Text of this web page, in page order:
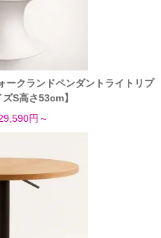
クランドペンダントライトリプ
S高さ53cm】
円～